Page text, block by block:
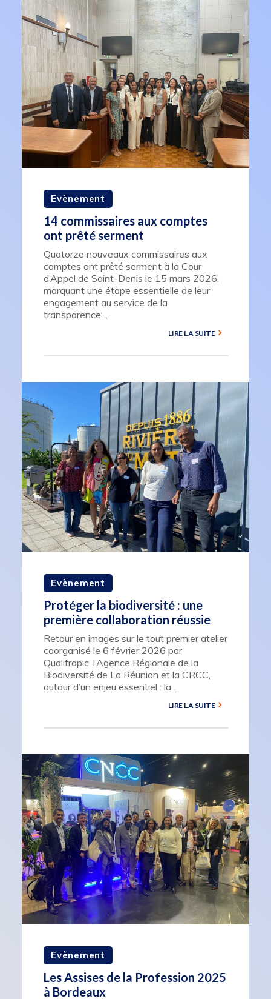
Evènement
14 commissaires aux comptes
ont prêté serment
Quatorze nouveaux commissaires aux
comptes ont prêté serment à la Cour
d’Appel de Saint-Denis le 15 mars 2026,
marquant une étape essentielle de leur
engagement au service de la
transparence…
LIRE LA SUITE
Evènement
Protéger la biodiversité : une
première collaboration réussie
Retour en images sur le tout premier atelier
coorganisé le 6 février 2026 par
Qualitropic, l’Agence Régionale de la
Biodiversité de La Réunion et la CRCC,
autour d’un enjeu essentiel : la…
LIRE LA SUITE
Evènement
Les Assises de la Profession 2025
à Bordeaux